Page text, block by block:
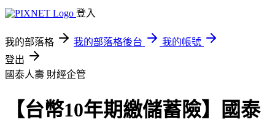
登入
我的部落格 我的部落格後台
我的帳號
登出
國泰人壽 財經企管
【台幣10年期繳儲蓄險】國泰